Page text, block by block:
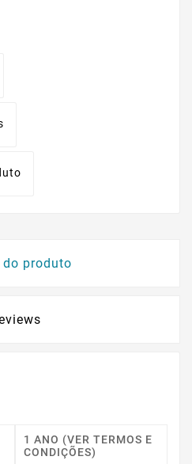
do produto
1 ANO (VER TERMOS E
CONDIÇÕES)